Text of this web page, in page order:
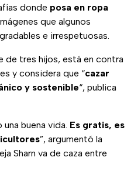
donde posa en ropa
que algunos
e irrespetuosas.
de tres hijos, está en contra
y considera que “cazar
y sostenible“, publica
buena vida. Es gratis, es
”, argumentó la
Sharn va de caza entre